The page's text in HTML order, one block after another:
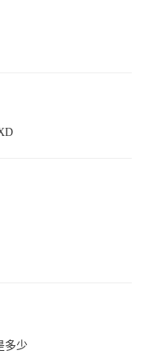
多少